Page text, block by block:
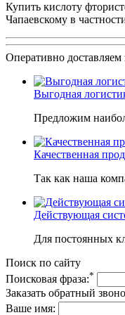
Купить кислоту
Чапаевскому в
Оперативно доставляем
Выгодная
Предложим
Качественная
Так как наша
Действующая
Для постоянных
Поиск по сайту
Поисковая фраза:*
Заказать обратный
Ваше имя: